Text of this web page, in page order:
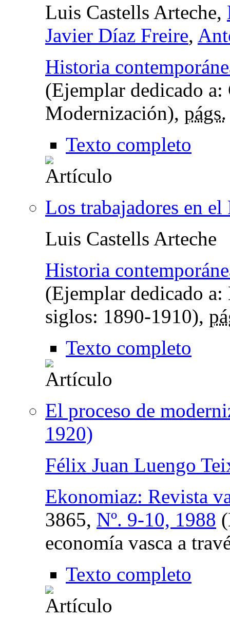
Luis Castells Arteche,
Javier Díaz Freire,
Historia
(Ejemplar dedicado
Modernización), págs.
Texto completo
Los trabajadores en
Luis Castells Arteche
Historia
(Ejemplar dedicado
siglos: 1890-1910),
Texto completo
El proceso de
1920)
Félix Juan Luengo
Ekonomiaz: Revista
3865, Nº. 9-10, 1988
economía vasca a
Texto completo